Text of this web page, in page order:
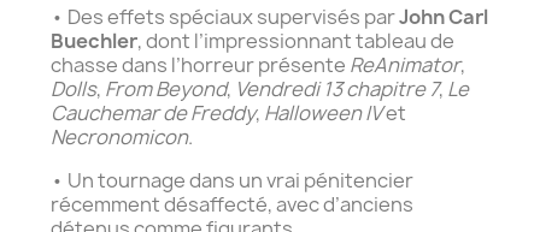
• Des effets spéciaux supervisés parJohn Carl
Buechler, dont l’impressionnant tableau de
chasse dans l’horreur présente ReAnimator,
Dolls, From Beyond, Vendredi 13 chapitre 7, Le
Cauchemar de Freddy, Halloween IVet
Necronomicon.
• Un tournage dans un vrai pénitencier
récemment désaffecté, avec d’anciens